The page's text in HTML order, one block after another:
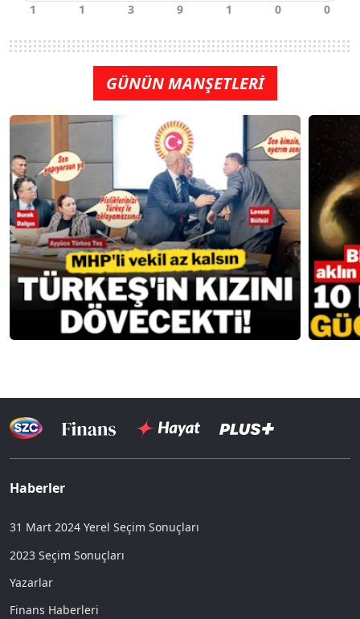
GÜNÜN MANŞETLERİ
Haberler
31 Mart 2024 Yerel Seçim Sonuçları
2023 Seçim Sonuçları
Yazarlar
Finans Haberleri